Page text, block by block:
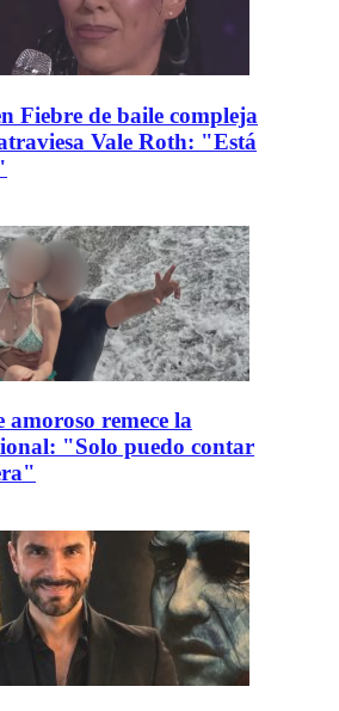
Fiebre de baile compleja
Vale Roth: "Está
amoroso remece la
"Solo puedo contar